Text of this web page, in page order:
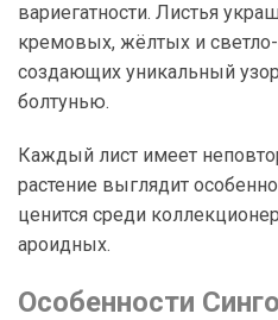
вариегатности. Листья
кремовых, жёлтых и
создающих уникальный
болтунью.
Каждый лист имеет
растение выглядит
ценится среди
ароидных.
Особенности